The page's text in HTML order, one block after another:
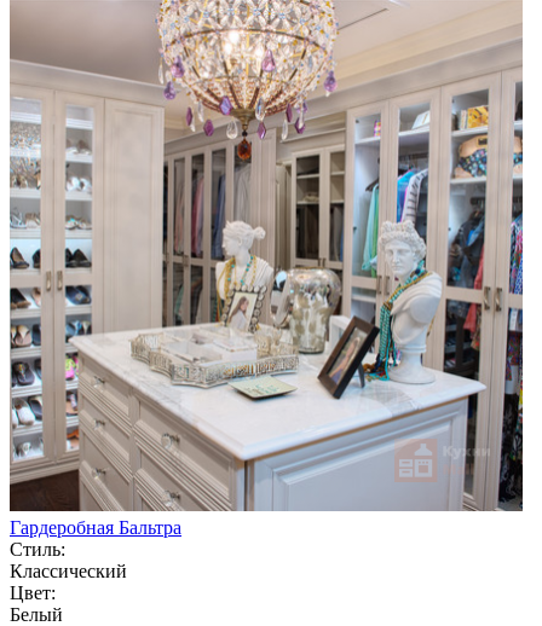
Гардеробная Бальтра
Стиль:
Классический
Цвет:
Белый